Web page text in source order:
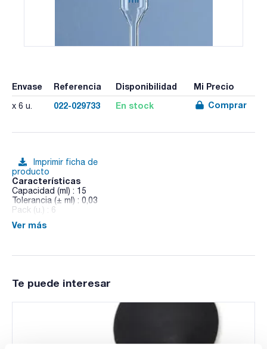
Envase Referencia Disponibilidad Mi Precio
x 6 u. 022-029733 En stock Comprar
Imprimir ficha de
producto
Características
Capacidad (ml) : 15
Tolerancia (± ml) : 0,03
Pack (u.) : 6
Pipetas aforadas, dos aforos, clase AS, con nº de lote y
Ver más
Te puede interesar